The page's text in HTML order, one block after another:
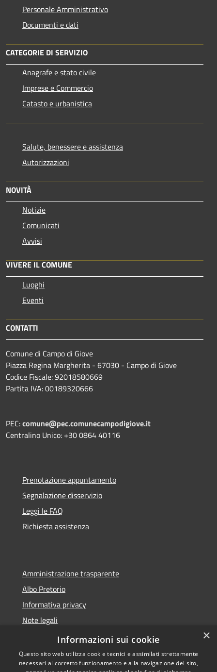
Personale Amministrativo
Documenti e dati
CATEGORIE DI SERVIZIO
Anagrafe e stato civile
Imprese e Commercio
Catasto e urbanistica
Salute, benessere e assistenza
Autorizzazioni
NOVITÀ
Notizie
Comunicati
Avvisi
VIVERE IL COMUNE
Luoghi
Eventi
CONTATTI
Comune di Campo di Giove
Piazza Regina Margherita - 67030 - Campo di Giove
Codice Fiscale: 92018580669
Partita IVA: 00189320666
PEC:comune@pec.comunecampodigiove.it
Centralino Unico: +30 0864 40116
Prenotazione appuntamento
Segnalazione disservizio
Leggi le FAQ
Richiesta assistenza
Amministrazione trasparente
Albo Pretorio
Informativa privacy
Note legali
Dichiarazione di accessibilità
×
Informazioni sui cookie
Questo sito web utilizza cookie tecnici e assimilati strettamente
necessari al corretto funzionamento e alla navigazione del sito,